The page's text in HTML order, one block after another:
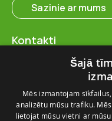
Sazinie ar mums
Kontakti
Ventspils nov., Ugāles
Ugāle, “Salas” – 23,
+371 28 767 262
info@flosfloret.com
Šajā
Mēs izmantojam
analizētu mūsu trafiku.
lietojat mūsu vietni ar